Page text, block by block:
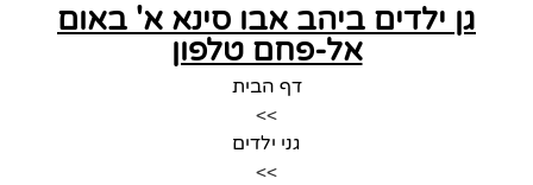
גן ילדים ביהב אבו סינא א' באום
אל-פחם טלפון
דף הבית
>>
גני ילדים
>>